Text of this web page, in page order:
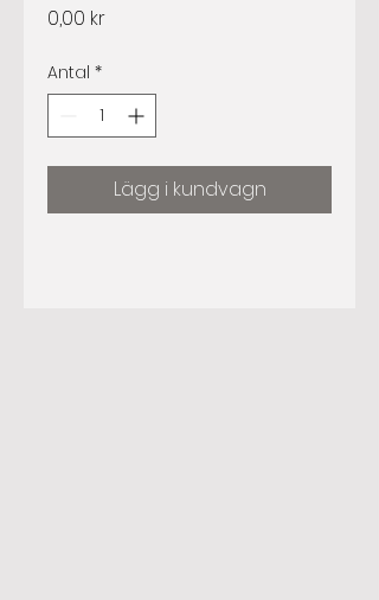
0,00 krPris
Antal *
Lägg i kundvagn